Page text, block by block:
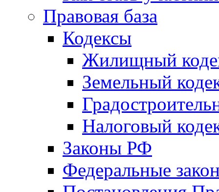
Правовая база
Кодексы
Жилищный
Земельный
Налоговый
Законы РФ
Федеральные